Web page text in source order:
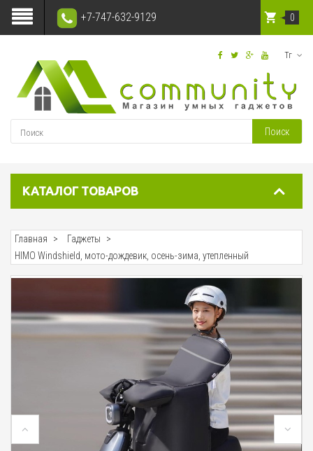
+7-747-632-9129
Тг
Поиск
0
КАТАЛОГ ТОВАРОВ
Главная
Гаджеты
HIMO Windshield, мото-дождевик, осень-зима, утепленный